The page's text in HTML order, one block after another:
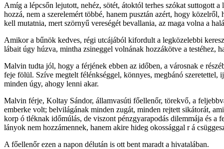
Amíg a lépcsőn lejutott, nehéz, sötét, átoktól terhes szókat suttogott
hozzá, nem a szerelemért többé, hanem pusztán azért, hogy
kell mutatnia, mert szörnyű vereségét bevallania, az maga volna a
Amikor a bűnök kedves, régi utcájából kifordult a legközelebbi
lábait úgy húzva, mintha zsineggel volnának hozzákötve a testéhez,
Malvin tudta jól, hogy a férjének ebben az időben, a városnak e
feje fölül. Szíve megtelt félénkséggel, könnyes, megbánó
minden úgy, ahogy lenni akar.
Malvin férje, Koltay Sándor, államvasúti főellenőr, törekvő, a
emberke volt; belvilágának minden zugát, minden rejtett sikátorát,
korp ó tléknak időmúlás, de viszont pénzgyarapodás dilemmája és
lányok nem hozzámennek, hanem akire hideg okossággal r á
A főellenőr ezen a napon délután is ott bent maradt a hivatalában.